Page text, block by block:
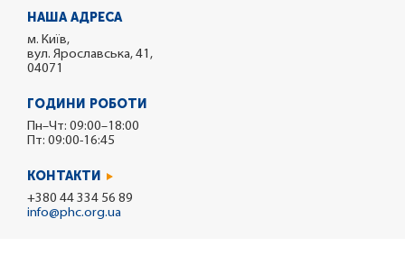
НАША АДРЕСА
м. Київ,
вул. Ярославська, 41,
04071
ГОДИНИ РОБОТИ
Пн–Чт: 09:00–18:00
Пт: 09:00-16:45
КОНТАКТИ
+380 44 334 56 89
info@phc.org.ua